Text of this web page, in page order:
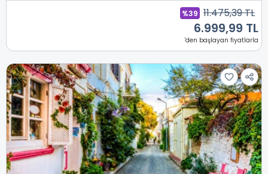
%39 11.475,39 TL
6.999,99 TL
'den başlayan fiyatlarla